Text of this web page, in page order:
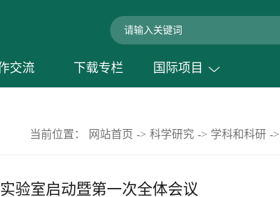
交流 下载专栏 国际项目
当前位置： 网站首页 -> 科学研究 -> 学科和科研 ->
验室启动暨第一次全体会议